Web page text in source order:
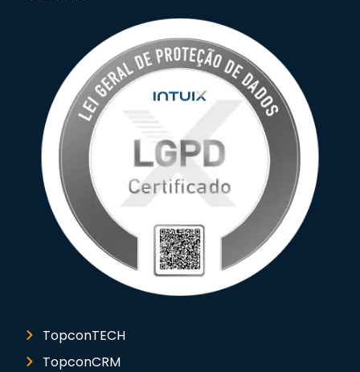
TopconTECH
TopconCRM